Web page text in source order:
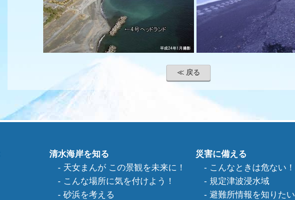
≪ 戻る
清水海岸を知る
天女まんが この景観を未来に！
こんな場所に気を付けよう！
砂浜を考える
災害に備える
こんなときは危ない！
規定津波浸水域
避難所情報を知りたい